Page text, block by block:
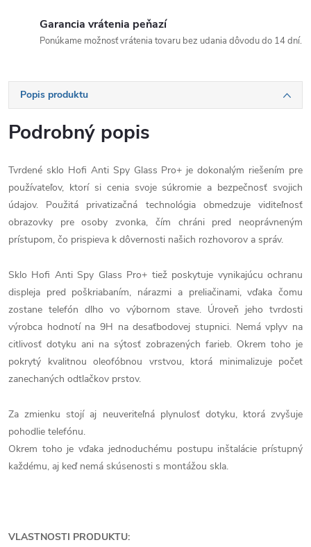
Garancia vrátenia peňazí
Ponúkame možnosť vrátenia tovaru bez udania dôvodu do 14 dní.
Popis produktu
Podrobný popis
Tvrdené sklo Hofi Anti Spy Glass Pro+ je dokonalým riešením pre
používateľov, ktorí si cenia svoje súkromie a bezpečnosť svojich
údajov. Použitá privatizačná technológia obmedzuje viditeľnosť
obrazovky pre osoby zvonka, čím chráni pred neoprávneným
prístupom, čo prispieva k dôvernosti našich rozhovorov a správ.
Sklo Hofi Anti Spy Glass Pro+ tiež poskytuje vynikajúcu ochranu
displeja pred poškriabaním, nárazmi a preliačinami, vďaka čomu
zostane telefón dlho vo výbornom stave. Úroveň jeho tvrdosti
výrobca hodnotí na 9H na desaťbodovej stupnici. Nemá vplyv na
citlivosť dotyku ani na sýtosť zobrazených farieb. Okrem toho je
pokrytý kvalitnou oleofóbnou vrstvou, ktorá minimalizuje počet
zanechaných odtlačkov prstov.
Za zmienku stojí aj neuveriteľná plynulosť dotyku, ktorá zvyšuje
pohodlie telefónu.
Okrem toho je vďaka jednoduchému postupu inštalácie prístupný
každému, aj keď nemá skúsenosti s montážou skla.
VLASTNOSTI PRODUKTU: